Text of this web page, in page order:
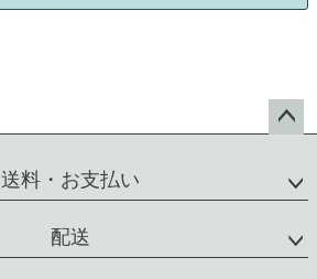
ップ
送料・お支払い
配送